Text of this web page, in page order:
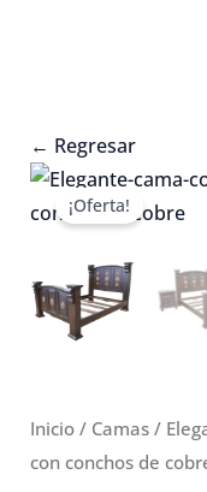
← Regresar
¡Oferta!
Inicio/ Camas/
con conchos de